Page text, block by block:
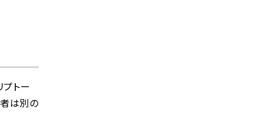
トー
者は別の